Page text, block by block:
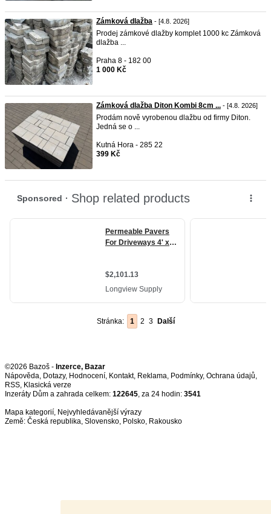
Zámková dlažba - [4.8. 2026]
Prodej zámkové dlažby komplet 1000 kc Zámková
dlažba ...
Praha 8 - 182 00
1 000 Kč
Zámková dlažba Diton Kombi 8cm ... - [4.8. 2026]
Prodám nově vyrobenou dlažbu od firmy Diton.
Jedná se o ...
Kutná Hora - 285 22
399 Kč
Stránka: 1 2 3 Další
©2026 Bazoš - Inzerce, Bazar
Nápověda, Dotazy, Hodnocení, Kontakt, Reklama, Podmínky, Ochrana údajů,
RSS,
Inzeráty Dům a zahrada celkem: 122645, za 24 hodin: 3541
Mapa kategorií, Nejvyhledávanější výrazy
Země: Česká republika, Slovensko, Polsko, Rakousko